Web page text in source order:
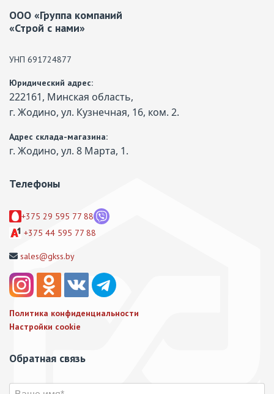
ООО «Группа компаний
«Строй с нами»
УНП 691724877
Юридический адрес:
222161, Минская область,
г. Жодино, ул. Кузнечная, 16, ком. 2.
Адрес склада-магазина:
г. Жодино, ул. 8 Марта, 1.
Телефоны
+375 29 595 77 88
+375 44 595 77 88
sales@gkss.by
Политика конфиденциальности
Настройки cookie
Обратная связь